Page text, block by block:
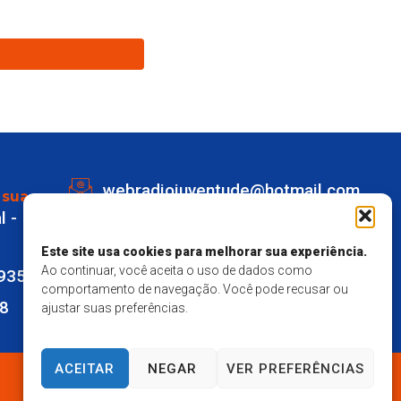
Este site usa cookies para melhorar sua experiência.
Ao continuar, você aceita o uso de dados como
comportamento de navegação. Você pode recusar ou
ajustar suas preferências.
ACEITAR NEGAR VER PREFERÊNCIAS
-
webradiojuventude@hotmail.com
Marechal Deodoro
Responsavel Técnico - Matheus
Mendes Santos